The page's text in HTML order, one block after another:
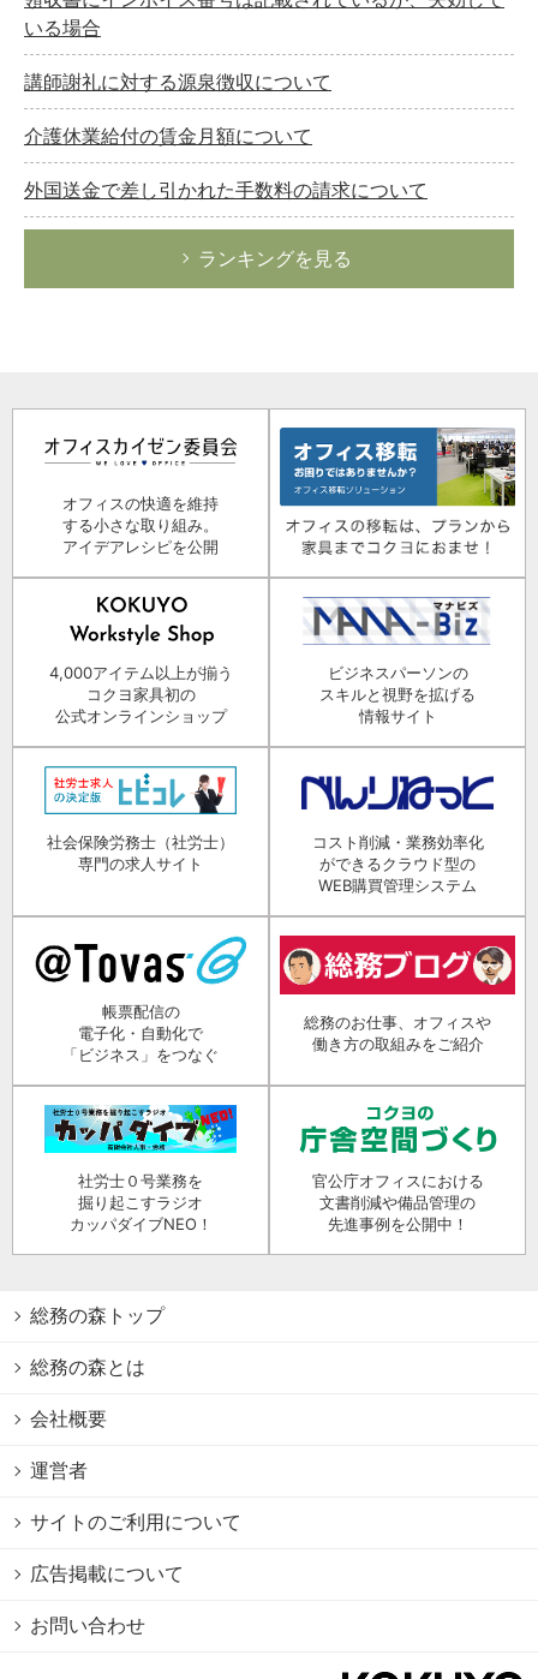
いる場合
講師謝礼に対する源泉徴収について
介護休業給付の賃金月額について
外国送金で差し引かれた手数料の請求について
ランキングを見る
オフィスの快適を維持
する小さな取り組み。
アイデアレシピを公開
4,000アイテム以上が揃う
コクヨ家具初の
公式オンラインショップ
ビジネスパーソンの
スキルと視野を拡げる
情報サイト
社会保険労務士（社労士）
専門の求人サイト
コスト削減・業務効率化
ができるクラウド型の
WEB購買管理システム
帳票配信の
電子化・自動化で
「ビジネス」をつなぐ
総務のお仕事、オフィスや
働き方の取組みをご紹介
社労士０号業務を
掘り起こすラジオ
カッパダイブNEO！
官公庁オフィスにおける
文書削減や備品管理の
先進事例を公開中！
総務の森トップ
総務の森とは
会社概要
運営者
サイトのご利用について
広告掲載について
お問い合わせ